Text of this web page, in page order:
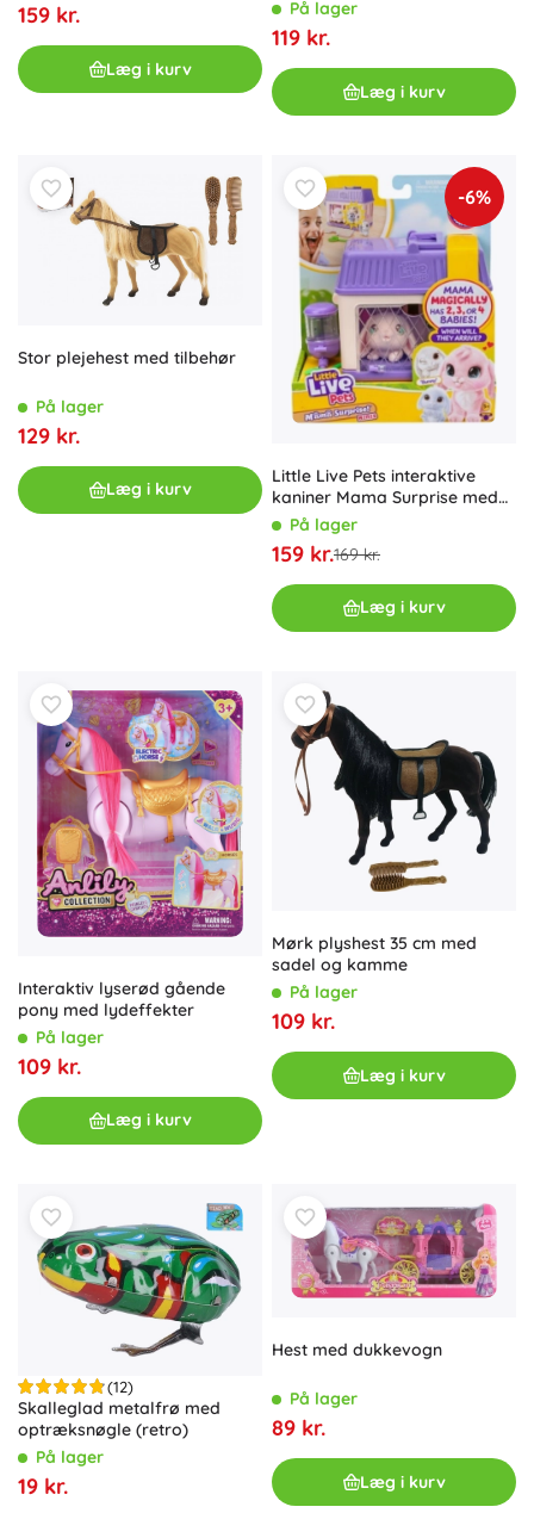
159 kr.
Læg i kurv
På lager
119 kr.
Læg i kurv
Stor plejehest med tilbehør
På lager
129 kr.
Læg i kurv
-6%
Little Live Pets interaktive
kaniner Mama Surprise med
overraskelse
På lager
159 kr.169 kr.
Læg i kurv
Interaktiv lyserød gående
pony med lydeffekter
På lager
109 kr.
Læg i kurv
Mørk plyshest 35 cm med
sadel og kamme
På lager
109 kr.
Læg i kurv
(12)
Skalleglad metalfrø med
optræksnøgle (retro)
På lager
19 kr.
Hest med dukkevogn
På lager
89 kr.
Læg i kurv